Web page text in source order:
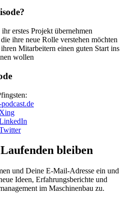
erstes Projekt übernehmen
ihre neue Rolle verstehen möchten
Mitarbeitern einen guten Start ins
wollen
Xing
bleiben
und Deine E-Mail-Adresse ein und
Ideen, Erfahrungsberichte und
im Maschinenbau zu.